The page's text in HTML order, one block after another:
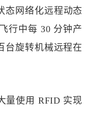
态网络化远程动态
行中每 30 分钟产
台旋转机械远程在
量使用 RFID 实现